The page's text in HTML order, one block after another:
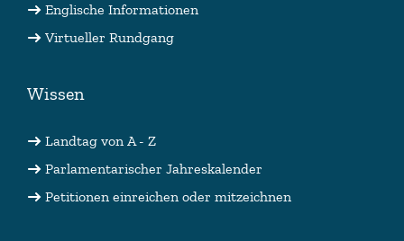
Englische Informationen
Virtueller Rundgang
Wissen
Landtag von A - Z
Parlamentarischer Jahreskalender
Petitionen einreichen oder mitzeichnen